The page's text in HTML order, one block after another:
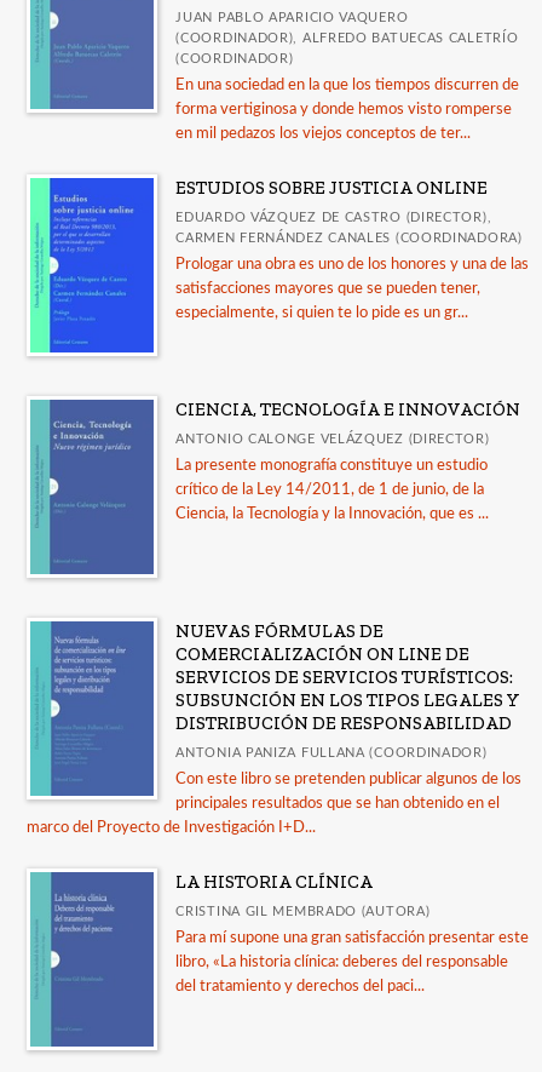
JUAN PABLO APARICIO VAQUERO
(COORDINADOR), ALFREDO BATUECAS CALETRÍO
(COORDINADOR)
En una sociedad en la que los tiempos discurren de
forma vertiginosa y donde hemos visto romperse
en mil pedazos los viejos conceptos de ter...
ESTUDIOS SOBRE JUSTICIA ONLINE
EDUARDO VÁZQUEZ DE CASTRO (DIRECTOR),
CARMEN FERNÁNDEZ CANALES (COORDINADORA)
Prologar una obra es uno de los honores y una de las
satisfacciones mayores que se pueden tener,
especialmente, si quien te lo pide es un gr...
CIENCIA, TECNOLOGÍA E INNOVACIÓN
ANTONIO CALONGE VELÁZQUEZ (DIRECTOR)
La presente monografía constituye un estudio
crítico de la Ley 14/2011, de 1 de junio, de la
Ciencia, la Tecnología y la Innovación, que es ...
NUEVAS FÓRMULAS DE
COMERCIALIZACIÓN ON LINE DE
SERVICIOS DE SERVICIOS TURÍSTICOS:
SUBSUNCIÓN EN LOS TIPOS LEGALES Y
DISTRIBUCIÓN DE RESPONSABILIDAD
ANTONIA PANIZA FULLANA (COORDINADOR)
Con este libro se pretenden publicar algunos de los
principales resultados que se han obtenido en el
marco del Proyecto de Investigación I+D...
LA HISTORIA CLÍNICA
CRISTINA GIL MEMBRADO (AUTORA)
Para mí supone una gran satisfacción presentar este
libro, «La historia clínica: deberes del responsable
del tratamiento y derechos del paci...